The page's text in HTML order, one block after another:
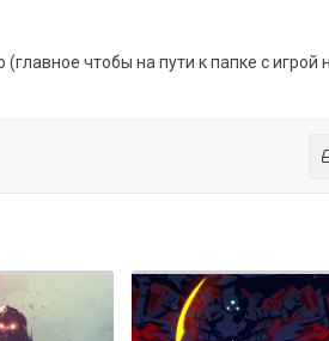
чтобы на пути к папке с